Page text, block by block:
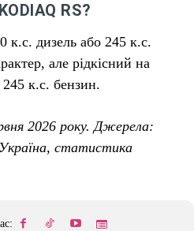
RS?
к.с. дизель або 245 к.с.
але рідкісний на
к.с. бензин.
2026 року. Джерела:
статистика